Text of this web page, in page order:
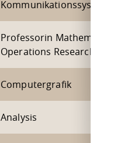
Kommunikationssysteme
Professorin Mathematik /
Operations Research
Computergrafik
Analysis